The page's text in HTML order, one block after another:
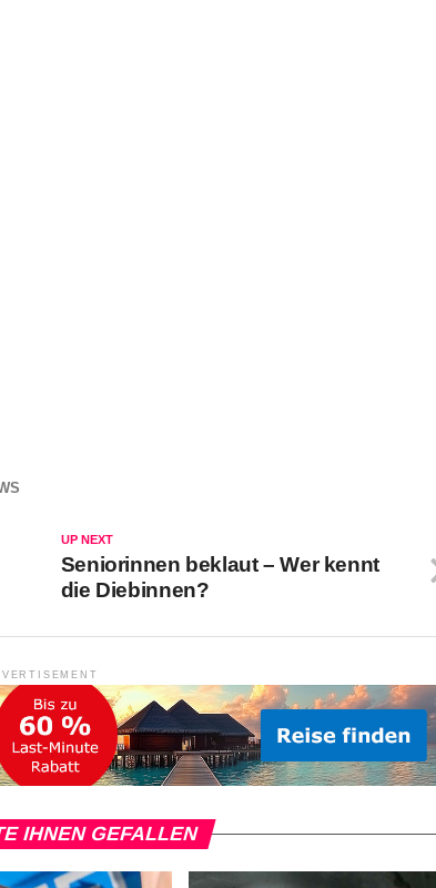
UP NEXT
Seniorinnen beklaut – Wer kennt
die Diebinnen?
IHNEN GEFALLEN